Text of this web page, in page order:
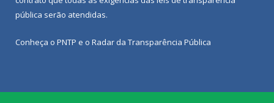
pública serão atendidas.
Conheça o PNTP e o Radar da Transparência Pública